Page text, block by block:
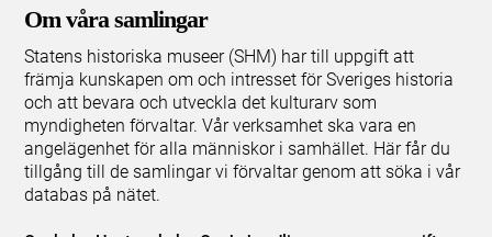
Om våra samlingar
Statens historiska museer (SHM) har till uppgift att
främja kunskapen om och intresset för Sveriges historia
och att bevara och utveckla det kulturarv som
myndigheten förvaltar. Vår verksamhet ska vara en
angelägenhet för alla människor i samhället. Här får du
tillgång till de samlingar vi förvaltar genom att söka i vår
databas på nätet.